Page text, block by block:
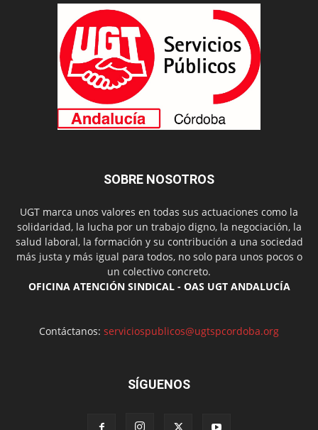
SOBRE NOSOTROS
UGT marca unos valores en todas sus actuaciones como la
solidaridad, la lucha por un trabajo digno, la negociación, la
salud laboral, la formación y su contribución a una sociedad
más justa y más igual para todos, no solo para unos pocos o
un colectivo concreto.
OFICINA ATENCIÓN SINDICAL - OAS UGT ANDALUCÍA
Contáctanos: serviciospublicos@ugtspcordoba.org
SÍGUENOS